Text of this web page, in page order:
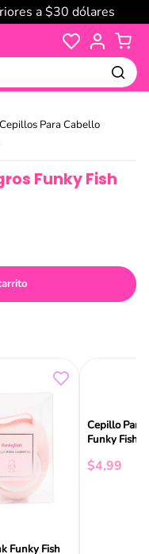
a $30 dólares
Cepillos Para Cabello
Funky Fish
Funky Fish
Cepillo Para
Funky Fish
$4,99